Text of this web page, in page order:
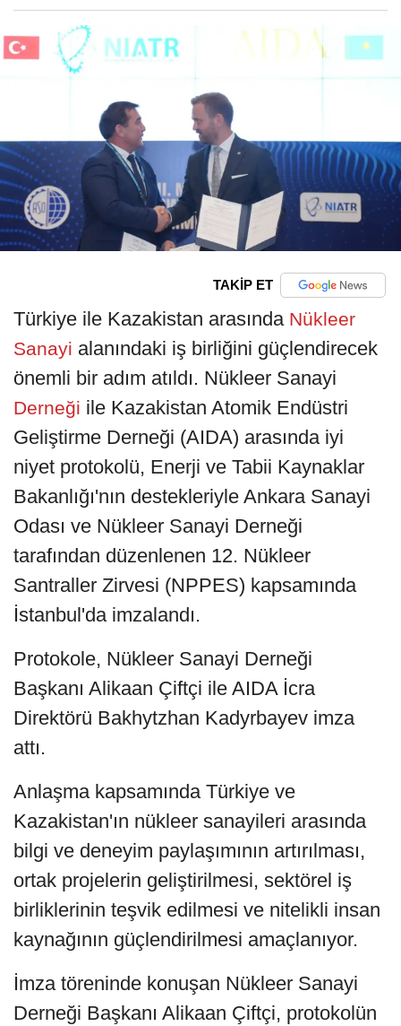
TAKİP ET
Türkiye ile Kazakistan arasında Nükleer
Sanayi alanındaki iş birliğini güçlendirecek
önemli bir adım atıldı. Nükleer Sanayi
Derneği ile Kazakistan Atomik Endüstri
Geliştirme Derneği (AIDA) arasında iyi
niyet protokolü, Enerji ve Tabii Kaynaklar
Bakanlığı'nın destekleriyle Ankara Sanayi
Odası ve Nükleer Sanayi Derneği
tarafından düzenlenen 12. Nükleer
Santraller Zirvesi (NPPES) kapsamında
İstanbul'da imzalandı.
Protokole, Nükleer Sanayi Derneği
Başkanı Alikaan Çiftçi ile AIDA İcra
Direktörü Bakhytzhan Kadyrbayev imza
attı.
Anlaşma kapsamında Türkiye ve
Kazakistan'ın nükleer sanayileri arasında
bilgi ve deneyim paylaşımının artırılması,
ortak projelerin geliştirilmesi, sektörel iş
birliklerinin teşvik edilmesi ve nitelikli insan
kaynağının güçlendirilmesi amaçlanıyor.
İmza töreninde konuşan Nükleer Sanayi
Derneği Başkanı Alikaan Çiftçi, protokolün